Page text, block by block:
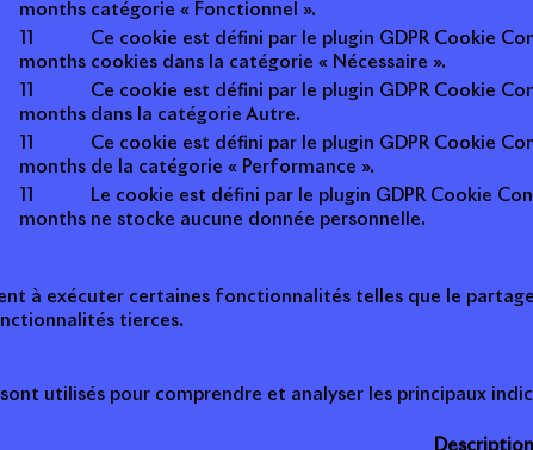
months catégorie « Fonctionnel ».
months
Ce cookie est défini par le plugin GDPR Cookie
cookies dans la catégorie « Nécessaire ».
months
Ce cookie est défini par le plugin GDPR Cookie
dans la catégorie Autre.
months
Ce cookie est défini par le plugin GDPR Cookie
de la catégorie « Performance ».
months
Le cookie est défini par le plugin GDPR Cookie
ne stocke aucune donnée personnelle.
à exécuter certaines fonctionnalités telles que le
tierces.
utilisés pour comprendre et analyser les principaux
Description